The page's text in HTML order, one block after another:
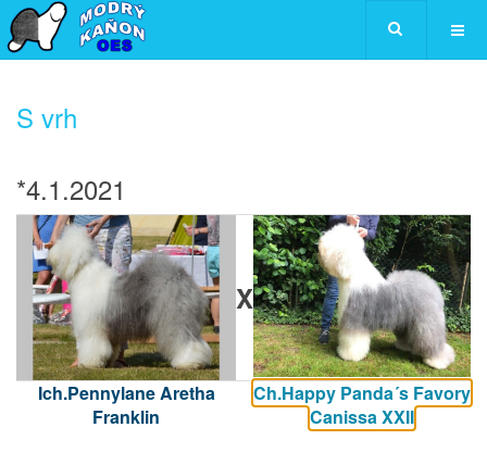
S vrh
*4.1.2021
X
Ich.Pennylane Aretha
Franklin
Ch.Happy Panda´s Favory
Canissa XXII